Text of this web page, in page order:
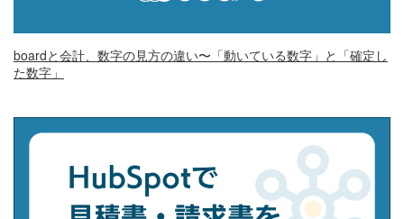
boardと会計、数字の見方の違い〜「動いている数字」と「確定し
た数字」